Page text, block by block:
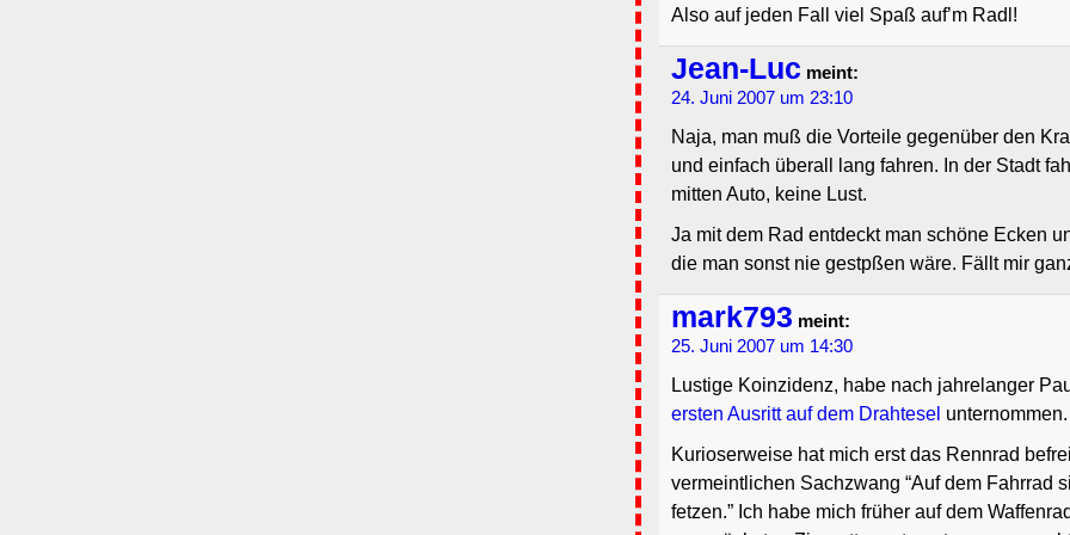
Also auf jeden Fall viel Spaß auf’m Radl!
Jean-Luc meint:
24. Juni 2007 um 23:10
Naja, man muß die Vorteile gegenüber den
und einfach überall lang fahren. In der Stadt
mitten Auto, keine Lust.
Ja mit dem Rad entdeckt man schöne Ecken
die man sonst nie gestpßen wäre. Fällt mir
mark793 meint:
25. Juni 2007 um 14:30
Lustige Koinzidenz, habe nach jahrelanger
ersten Ausritt auf dem Drahtesel unternommen.
Kurioserweise hat mich erst das Rennrad
vermeintlichen Sachzwang “Auf dem Fahrrad
fetzen.” Ich habe mich früher auf dem